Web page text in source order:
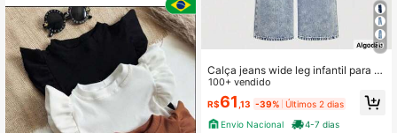
19
Calça jeans wide leg infantil para a
dolescentes estilosas
100+ vendido
R$61 ,13 -39% Últimos 2 dias
Envio Nacional
4-7 dias